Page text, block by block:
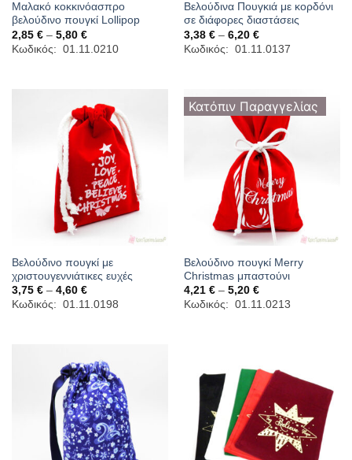
Μαλακό κοκκινόασπρο
βελούδινο πουγκί Lollipop
2,85 € – 5,80 €Price
range:
2,85 €
Κωδικός: 01.11.0210
Βελούδινα Πουγκιά με κορδόνι
σε διάφορες διαστάσεις
3,38 € – 6,20 €Price
range:
3,38 €
Κωδικός: 01.11.0137
Βελούδινο πουγκί με
χριστουγεννιάτικες ευχές
3,75 € – 4,60 €Price
range:
3,75 €
Κωδικός: 01.11.0198
Κατόπιν Παραγγελίας
Βελούδινο πουγκί Merry
Christmas μπαστούνι
4,21 € – 5,20 €Price
range:
4,21 €
Κωδικός: 01.11.0213